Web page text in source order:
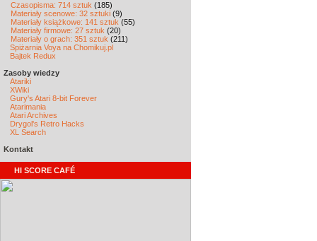
Czasopisma: 714 sztuk (185)
Materiały scenowe: 32 sztuki (9)
Materiały książkowe: 141 sztuk (55)
Materiały firmowe: 27 sztuk (20)
Materiały o grach: 351 sztuk (211)
Spiżarnia Voya na Chomikuj.pl
Bajtek Redux
Zasoby wiedzy
Atariki
XWiki
Gury's Atari 8-bit Forever
Atarimania
Atari Archives
Drygol's Retro Hacks
XL Search
Kontakt
HI SCORE CAFÉ